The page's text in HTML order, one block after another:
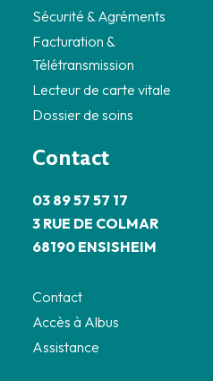
Sécurité & Agréments
Facturation &
Télétransmission
Lecteur de carte vitale
Dossier de soins
Contact
03 89 57 57 17
3 RUE DE COLMAR
68190 ENSISHEIM
Contact
Accès à Albus
Assistance